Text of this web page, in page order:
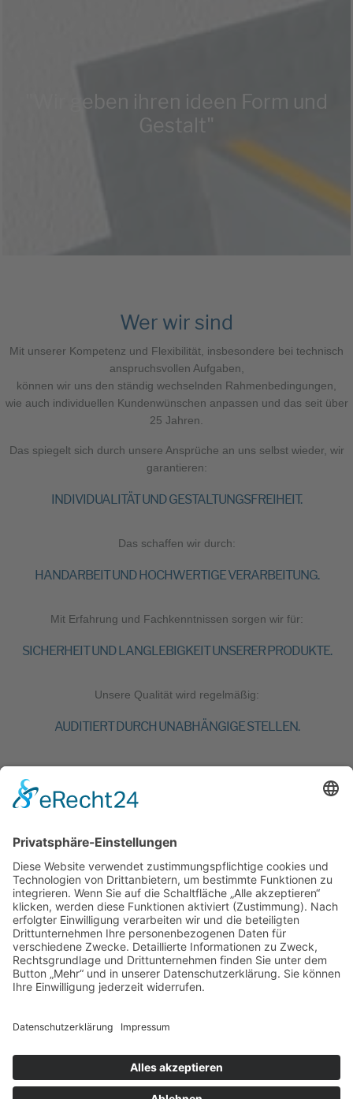
"Wir geben ihren ideen Form und
Gestalt"
Wer wir sind
Mit unserer Kompetenz und Flexibilität, insbesondere bei technisch
anspruchsvollen Aufgaben,
können wir uns den ständig wechselnden Rahmenbedingungen,
wie auch individuellen Kundenwünschen anpassen und das seit über
25 Jahren.
Das spiegelt sich durch unsere Ansprüche an uns selbst wieder, wir
garantieren:
INDIVIDUALITÄT UND GESTALTUNGSFREIHEIT.
Das schaffen wir durch:
HANDARBEIT UND HOCHWERTIGE VERARBEITUNG.
Mit Erfahrung und Fachkenntnissen sorgen wir für:
SICHERHEIT UND LANGLEBIGKEIT UNSERER PRODUKTE.
Unsere Qualität wird regelmäßig:
AUDITIERT DURCH UNABHÄNGIGE STELLEN.
Daimlerstraße 25
76316 Malsch
Tel.:(+49) 7246 - 94 30 60
Fax.:(+49) 7246 - 94 30 62
E-Mail:info@srmetallbau.de
Mo.-Do. 6:30 - 15:00